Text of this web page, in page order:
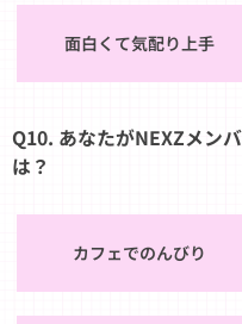
面白くて気配り上手
Q10. あなたがNEXZメン
は？
カフェでのんびり